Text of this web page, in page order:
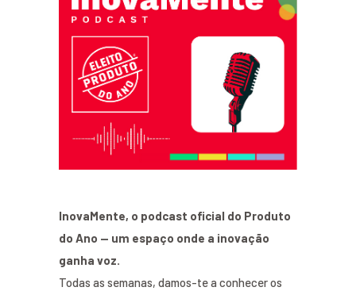
InovaMente, o podcast oficial do Produto
do Ano — um espaço onde a inovação
ganha voz.
Todas as semanas, damos-te a conhecer os